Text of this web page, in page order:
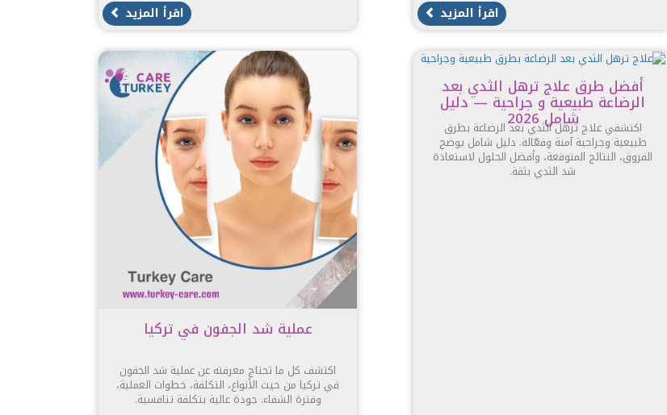
اقرأ المزيد اقرأ المزيد
أفضل طرق علاج ترهل الثدي بعد
الرضاعة طبيعية و جراحية — دليل
شامل 2026
اكتشفي علاج ترهل الثدي بعد الرضاعة بطرق
طبيعية وجراحية آمنة وفعّالة. دليل شامل يوضح
الفروق، النتائج المتوقعة، وأفضل الحلول لاستعادة
شد الثدي بثقة.
عملية شد الجفون في تركيا
اكتشف كل ما تحتاج معرفته عن عملية شد الجفون
في تركيا من حيث الأنواع، التكلفة، خطوات العملية،
وفترة الشفاء. جودة عالية بتكلفة تنافسية.